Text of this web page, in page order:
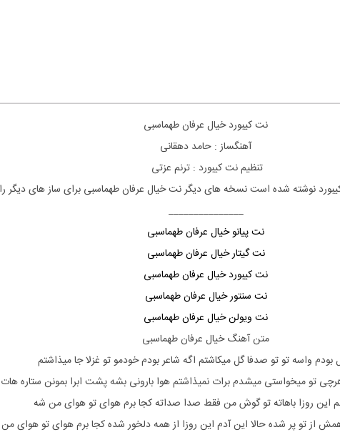
نتکیبورد خیال عرفان طهماسبی
آهنگساز : حامد دهقانی
تنظیم نتکیبورد : ترنم عزتی
نوشته شده است نسخه های دیگر نتخیال عرفان طهماسبی برای ساز های دیگر
_______________
نت پیانو خیال عرفان طهماسبی
نت گیتار خیال عرفان طهماسبی
نت کیبورد خیال عرفان طهماسبی
نت سنتور خیال عرفان طهماسبی
نت ویولن خیال عرفان طهماسبی
متن آهنگ خیال عرفان طهماسبی
بودم واسه تو تو صدفا گل میکاشتم اگه شاعر بودم خودمو تو غزلا جا میذاشتم
تو میخواستی میشدم برات نمیذاشتم هوا بارونی بشه پشت ابرا بمونن ستاره هات
این روزا باهاته تو گوش من فقط صدا صداته کجا برم هوای تو هوای من شه
همش از تو پر شده حالا این آدم این روزا از همه دلخور شده کجا برم هوای تو هوای